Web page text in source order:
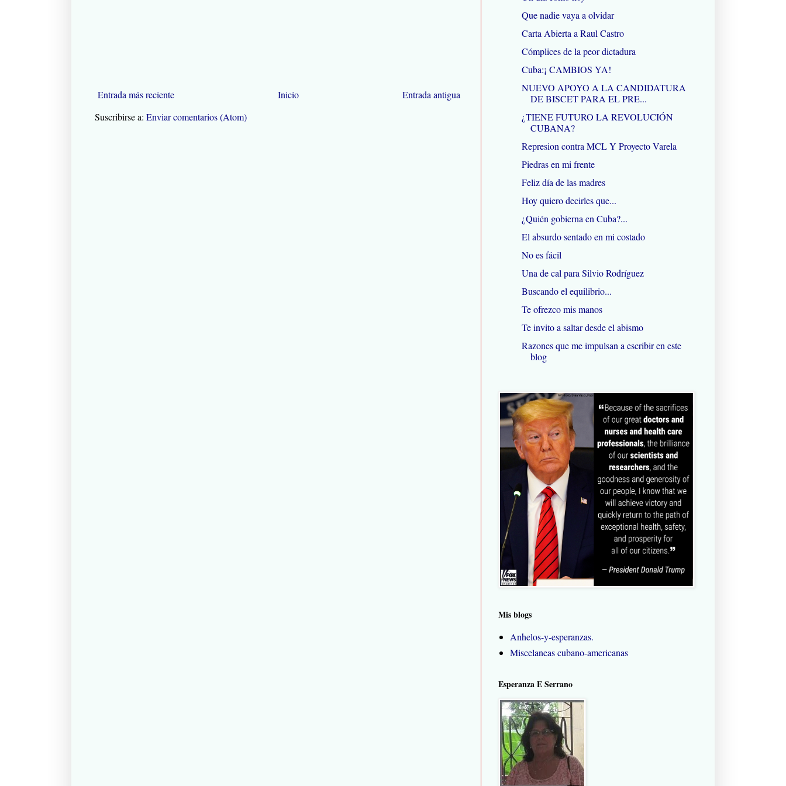
Entrada más reciente Entrada antigua
Inicio
Suscribirse a: Enviar comentarios (Atom)
Que nadie vaya a olvidar
Carta Abierta a Raul Castro
Cómplices de la peor dictadura
Cuba:¡ CAMBIOS YA!
NUEVO APOYO A LA CANDIDATURA
DE BISCET PARA EL PRE...
¿TIENE FUTURO LA REVOLUCIÓN
CUBANA?
Represion contra MCL Y Proyecto Varela
Piedras en mi frente
Feliz día de las madres
Hoy quiero decirles que...
¿Quién gobierna en Cuba?...
El absurdo sentado en mi costado
No es fácil
Una de cal para Silvio Rodríguez
Buscando el equilibrio...
Te ofrezco mis manos
Te invito a saltar desde el abismo
Razones que me impulsan a escribir en este
blog
Mis blogs
Anhelos-y-esperanzas.
Miscelaneas cubano-americanas
Esperanza E Serrano